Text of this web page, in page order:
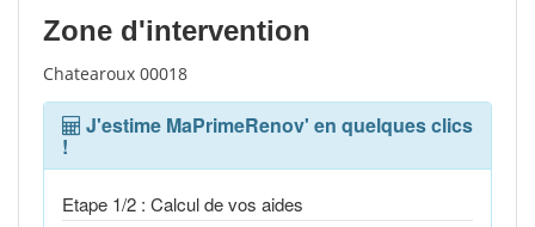
Zone d'intervention
Chatearoux 00018